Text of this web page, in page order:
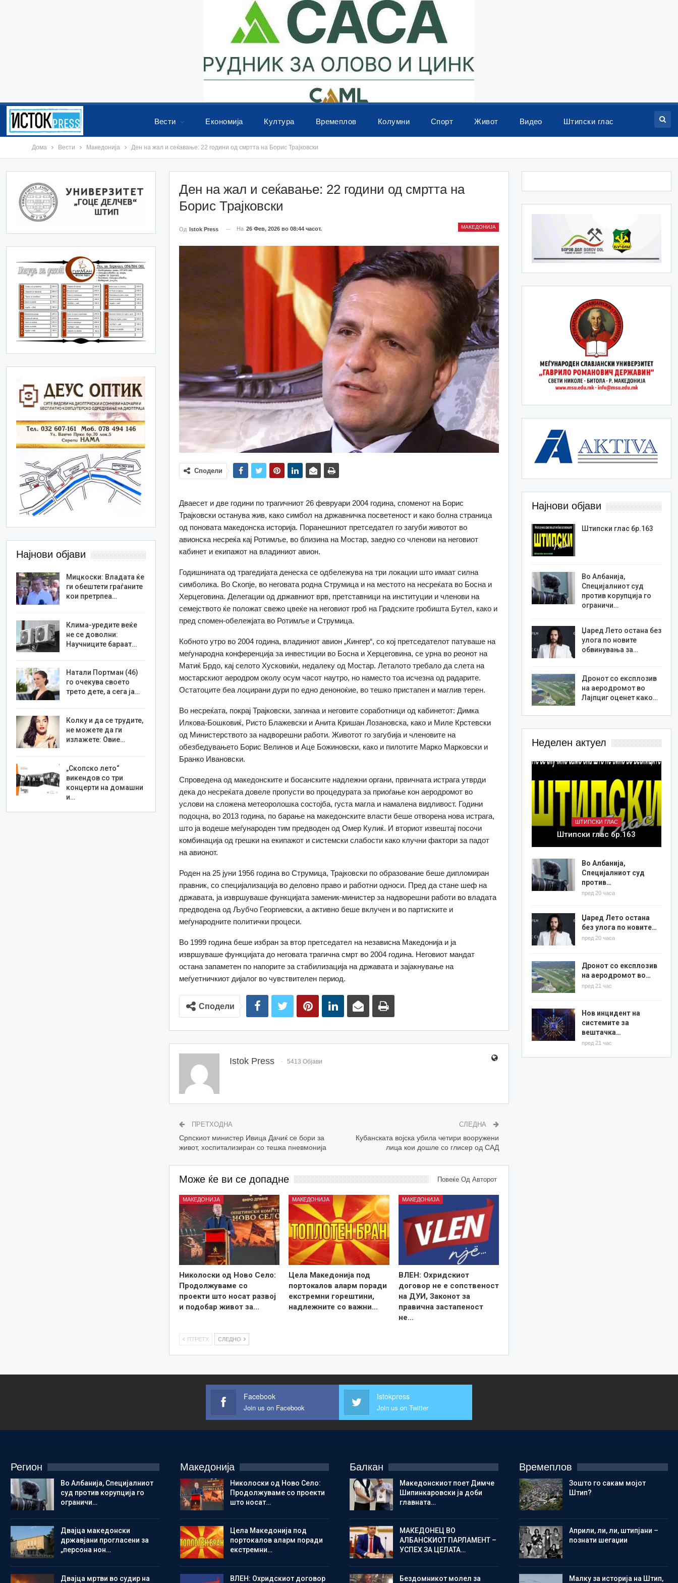
Вести Економија Култура Времеплов Колумни Спорт Живот Видео Штипски глас
Дома Вести Македонија Ден на жал и сеќавање: 22 години од смртта на Борис Трајковски
Ден на жал и сеќавање: 22 години од смртта на
Борис Трајковски
МАКЕДОНИЈА
Од Istok Press На 26 Фев, 2026 во 08:44 часот.
Сподели
Дваесет и две години по трагичниот 26 февруари 2004 година, споменот на Борис
Трајковски останува жив, како симбол на државничка посветеност и како болна страница
од поновата македонска историја. Поранешниот претседател го загуби животот во
авионска несреќа кај Ротимље, во близина на Мостар, заедно со членови на неговиот
кабинет и екипажот на владиниот авион.
Годишнината од трагедијата денеска се одбележува на три локации што имаат силна
симболика. Во Скопје, во неговата родна Струмица и на местото на несреќата во Босна и
Херцеговина. Делегации од државниот врв, претставници на институции и членови на
семејството ќе положат свежо цвеќе на неговиот гроб на Градските гробишта Бутел, како и
пред спомен-обележјата во Ротимље и Струмица.
Кобното утро во 2004 година, владиниот авион „Кингер“, со кој претседателот патуваше на
меѓународна конференција за инвестиции во Босна и Херцеговина, се урна во реонот на
Матиќ Брдо, кај селото Хусковиќи, недалеку од Мостар. Леталото требало да слета на
мостарскиот аеродром околу осум часот наутро, но наместо тоа исчезна од радарите.
Остатоците беа лоцирани дури по едно деноноќие, во тешко пристапен и маглив терен.
Во несреќата, покрај Трајковски, загинаа и неговите соработници од кабинетот: Димка
Илкова-Бошковиќ, Ристо Блажевски и Анита Кришан Лозановска, како и Миле Крстевски
од Министерството за надворешни работи. Животот го загубија и членовите на
обезбедувањето Борис Велинов и Аце Божиновски, како и пилотите Марко Марковски и
Бранко Ивановски.
Спроведена од македонските и босанските надлежни органи, првичната истрага утврди
дека до несреќата довеле пропусти во процедурата за приоѓање кон аеродромот во
услови на сложена метеоролошка состојба, густа магла и намалена видливост. Години
подоцна, во 2013 година, по барање на македонските власти беше отворена нова истрага,
што ја водеше меѓународен тим предводен од Омер Кулиќ. И вториот извештај посочи
комбинација од грешки на екипажот и системски слабости како клучни фактори за падот
на авионот.
Роден на 25 јуни 1956 година во Струмица, Трајковски по образование беше дипломиран
правник, со специјализација во деловно право и работни односи. Пред да стане шеф на
државата, ја извршуваше функцијата заменик-министер за надворешни работи во владата
предводена од Љубчо Георгиевски, а активно беше вклучен и во партиските и
меѓународните политички процеси.
Во 1999 година беше избран за втор претседател на независна Македонија и ја
извршуваше функцијата до неговата трагична смрт во 2004 година. Неговиот мандат
остана запаметен по напорите за стабилизација на државата и зајакнување на
меѓуетничкиот дијалог во чувствителен период.
Сподели
Istok Press 5413 Објави
ПРЕТХОДНА
Српскиот министер Ивица Дачиќ се бори за
живот, хоспитализиран со тешка пневмонија
СЛЕДНА
Кубанската војска убила четири вооружени
лица кои дошле со глисер од САД
Може ќе ви се допадне Повеќе Од Авторот
МАКЕДОНИЈА
Николоски од Ново Село:
Продолжуваме со
проекти што носат развој
и подобар живот за…
МАКЕДОНИЈА
Цела Македонија под
портокалов аларм поради
екстремни горештини,
надлежните со важни…
МАКЕДОНИЈА
ВЛЕН: Охридскиот
договор не е сопственост
на ДУИ, Законот за
правична застапеност
не…
ПТРЕТХ СЛЕДНО
Најнови објави
Штипски глас бр.163
Во Албанија,
Специјалниот суд
против корупција го
ограничи…
Џаред Лето остана без
улога по новите
обвинувања за…
Дронот со експлозив
на аеродромот во
Лајпциг оценет како…
Неделен актуел
ШТИПСКИ ГЛАС
Штипски глас бр.163
Во Албанија,
Специјалниот суд
против…
пред 20 часа
Џаред Лето остана
без улога по новите…
пред 20 часа
Дронот со експлозив
на аеродромот во…
пред 21 час
Нов инцидент на
системите за
вештачка…
пред 21 час
Најнови објави
Мицкоски: Владата ќе
ги обештети граѓаните
кои претрпеа…
Клима-уредите веќе
не се доволни:
Научниците бараат…
Натали Портман (46)
го очекува своето
трето дете, а сега ја…
Колку и да се трудите,
не можете да ги
излажете: Овие…
„Скопско лето“
викендов со три
концерти на домашни
и…
Facebook
Join us on Facebook
Istokpress
Join us on Twitter
Регион
Во Албанија, Специјалниот
суд против корупција го
ограничи…
Двајца македонски
државјани прогласени за
„персона нон…
Двајца мртви во судир на
Македонија
Николоски од Ново Село:
Продолжуваме со проекти
што носат…
Цела Македонија под
портокалов аларм поради
екстремни…
ВЛЕН: Охридскиот договор
Балкан
Македонскиот поет Димче
Шипинкаровски ја доби
главната…
МАКЕДОНЕЦ ВО
АЛБАНСКИОТ ПАРЛАМЕНТ –
УСПЕХ ЗА ЦЕЛАТА…
Бездомникот молел за
Времеплов
Зошто го сакам мојот
Штип?
Aприли, ли, ли, штипјани –
познати шегаџии
Малку за историја на Штип,